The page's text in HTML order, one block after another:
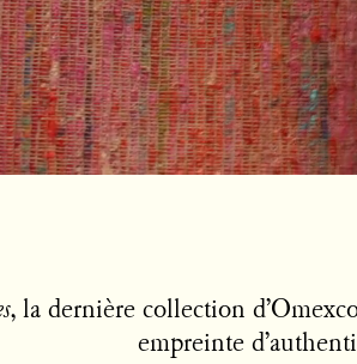
, la dernière collection
empreinte